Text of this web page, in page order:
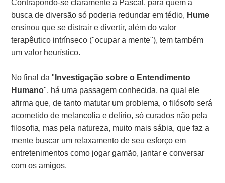
Contrapondo-se claramente a Pascal, para quem a
busca de diversão só poderia redundar em tédio, Hume
ensinou que se distrair e divertir, além do valor
terapêutico intrínseco ("ocupar a mente"), tem também
um valor heurístico.
No final da " Investigação sobre o Entendimento
Humano", há uma passagem conhecida, na qual ele
afirma que, de tanto matutar um problema, o filósofo será
acometido de melancolia e delírio, só curados não pela
filosofia, mas pela natureza, muito mais sábia, que faz a
mente buscar um relaxamento de seu esforço em
entretenimentos como jogar gamão, jantar e conversar
com os amigos.